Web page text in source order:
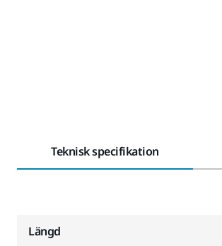
Teknisk specifikation
Längd